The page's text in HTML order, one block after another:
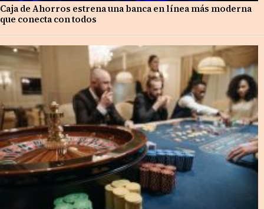
Caja de Ahorros estrena una banca en línea más moderna
que conecta con todos